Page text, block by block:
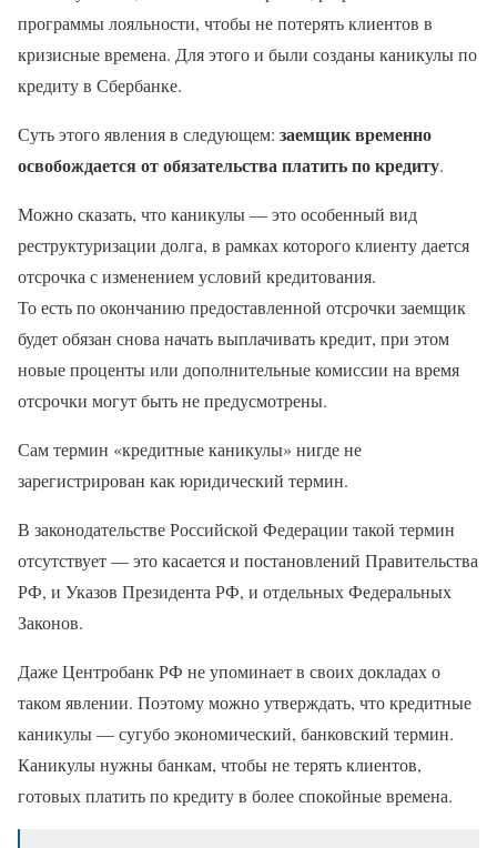
программы лояльности, чтобы не потерять клиентов в
кризисные времена. Для этого и были созданы каникулы по
кредиту в Сбербанке.
Суть этого явления в следующем: заемщик временно
освобождается от обязательства платить по кредиту.
Можно сказать, что каникулы — это особенный вид
реструктуризации долга, в рамках которого клиенту дается
отсрочка с изменением условий кредитования.
То есть по окончанию предоставленной отсрочки заемщик
будет обязан снова начать выплачивать кредит, при этом
новые проценты или дополнительные комиссии на время
отсрочки могут быть не предусмотрены.
Сам термин «кредитные каникулы» нигде не
зарегистрирован как юридический термин.
В законодательстве Российской Федерации такой термин
отсутствует — это касается и постановлений Правительства
РФ, и Указов Президента РФ, и отдельных Федеральных
Законов.
Даже Центробанк РФ не упоминает в своих докладах о
таком явлении. Поэтому можно утверждать, что кредитные
каникулы — сугубо экономический, банковский термин.
Каникулы нужны банкам, чтобы не терять клиентов,
готовых платить по кредиту в более спокойные времена.